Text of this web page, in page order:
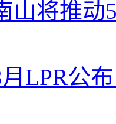
山将推
LPR公